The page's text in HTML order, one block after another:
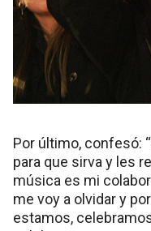
Por último, confesó:
para que sirva y les
música es mi
me voy a olvidar y
estamos,